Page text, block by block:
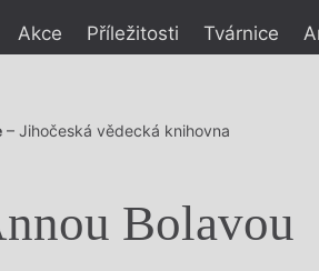
Akce Příležitosti Tvárnice
– Jihočeská vědecká knihovna
Bolavou